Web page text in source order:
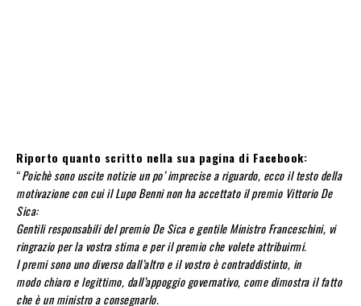
Riporto quanto scritto nella sua pagina di Facebook:
“Poichè sono uscite notizie un po’ imprecise a riguardo, ecco il testo della
motivazione con cui il Lupo Benni non ha accettato il premio Vittorio De
Sica:
Gentili responsabili del premio De Sica e gentile Ministro Franceschini, vi
ringrazio per la vostra stima e per il premio che volete attribuirmi.
I premi sono uno diverso dall’altro e il vostro è contraddistinto, in
modo chiaro e legittimo, dall’appoggio governativo, come dimostra il fatto
che è un ministro a consegnarlo.